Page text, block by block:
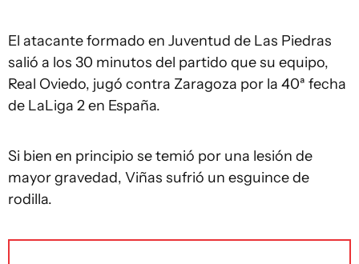
El atacante formado en Juventud de Las Piedras
salió a los 30 minutos del partido que su equipo,
Real Oviedo, jugó contra Zaragoza por la 40ª fecha
de LaLiga 2 en España.
Si bien en principio se temió por una lesión de
mayor gravedad, Viñas sufrió un esguince de
rodilla.